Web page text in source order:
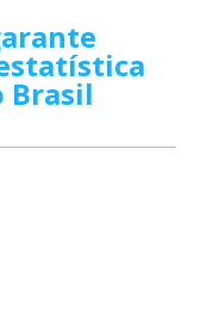
Brasil